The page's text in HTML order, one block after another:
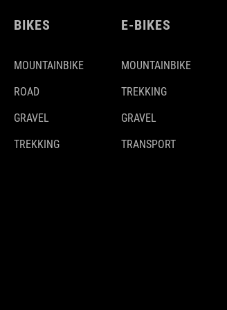
BIKES
MOUNTAINBIKE
ROAD
GRAVEL
TREKKING
E-BIKES
MOUNTAINBIKE
TREKKING
GRAVEL
TRANSPORT